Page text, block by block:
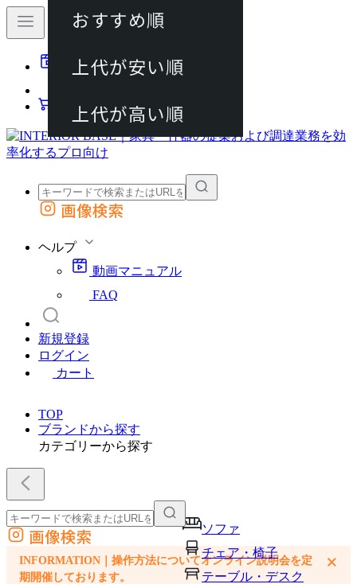
動画マニュアル
カート
外部サイトの商品をカートに追加
画像検索
ヘルプ
動画マニュアル
FAQ
新規登録
ログイン
カート
TOP
ブランドから探す
カテゴリーから探す
ソファ
チェア・椅子
テーブル・デスク
外部サイトの商品をカートに追加
他のサイトで見つけた商品ページのURLを貼り付けて、カートに追加できます
画像検索
INFORMATION｜操作方法についてオンライン説明会を定
期開催しております。
×
おすすめ順
上代が安い順
上代が高い順